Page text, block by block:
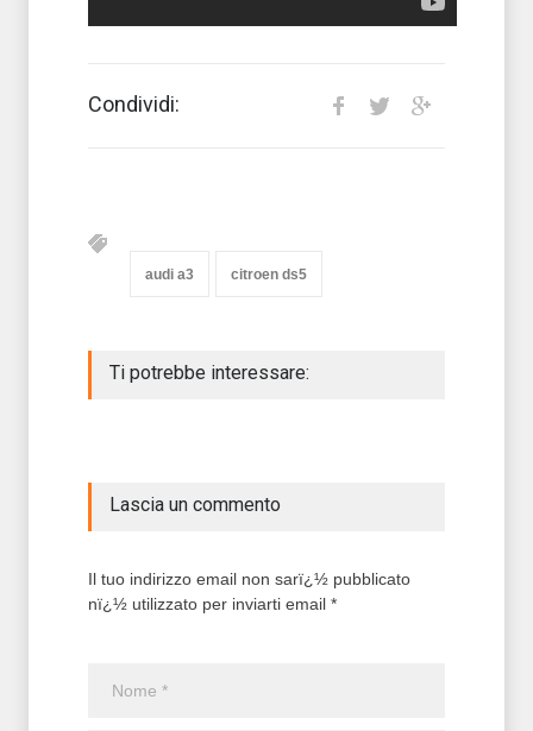
Condividi:
audi a3 citroen ds5
Ti potrebbe interessare:
Lascia un commento
Il tuo indirizzo email non sarï¿½ pubblicato
nï¿½ utilizzato per inviarti email *